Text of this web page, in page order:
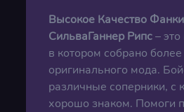
Высокое Качество
СильваГаннер Рипс–
в котором собрано
оригинального мода.
различные соперники, с
хорошо знаком. Помоги